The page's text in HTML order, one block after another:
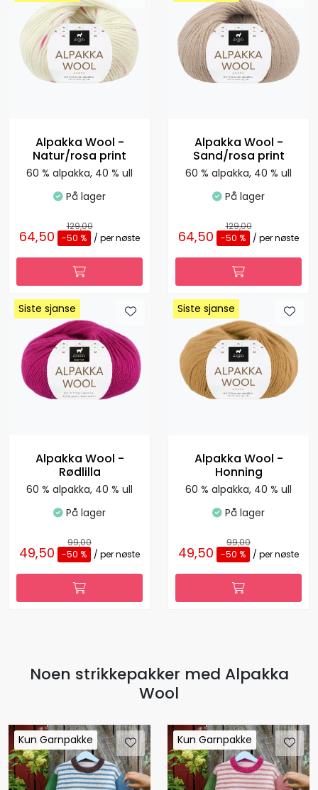
Alpakka Wool -
Natur/rosa print
60 % alpakka, 40 % ull
På lager
129,00
64,50 -50 % / per nøste
Alpakka Wool -
Sand/rosa print
60 % alpakka, 40 % ull
På lager
129,00
64,50 -50 % / per nøste
Siste sjanse
Siste sjanse
Siste sjanse
Siste sjanse
Alpakka Wool -
Rødlilla
60 % alpakka, 40 % ull
På lager
99,00
49,50 -50 % / per nøste
Siste sjanse
Siste sjanse
Siste sjanse
Siste sjanse
Alpakka Wool -
Honning
60 % alpakka, 40 % ull
På lager
99,00
49,50 -50 % / per nøste
Noen strikkepakker med Alpakka
Wool
Kun Garnpakke
Kun Garnpakke Kun Garnpakke
Kun Garnpakke